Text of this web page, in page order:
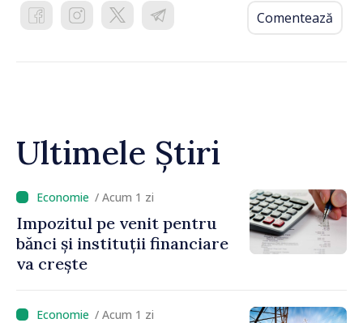
Comentează
Ultimele Știri
/ Acum 1 zi
Impozitul pe venit pentru
bănci și instituții financiare
va crește
/ Acum 1 zi